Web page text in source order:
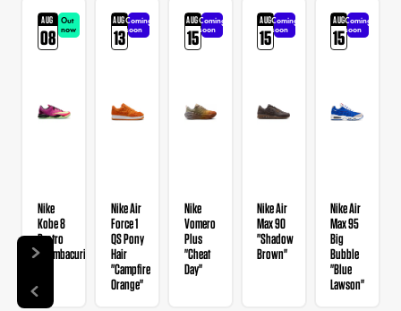
AUG
08
Out
now
Nike
Kobe 8
Protro
"Mambacurial"
AUG
13
Coming
soon
Nike Air
Force 1
QS Pony
Hair
"Campfire
Orange"
AUG
15
Coming
soon
Nike
Vomero
Plus
"Cheat
Day"
AUG
15
Coming
soon
Nike Air
Max 90
"Shadow
Brown"
AUG
15
Coming
soon
Nike Air
Max 95
Big
Bubble
"Blue
Lawson"